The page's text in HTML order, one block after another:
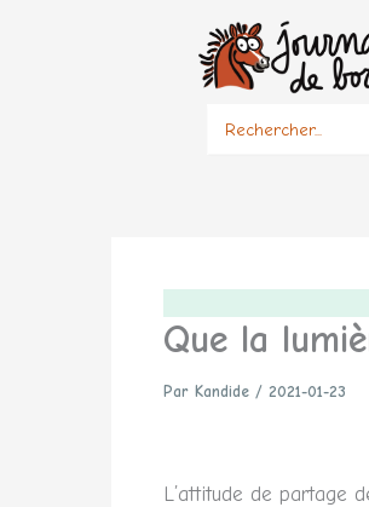
for:
Que la
Par Kandide / 2021-01-23
L’attitude de partage